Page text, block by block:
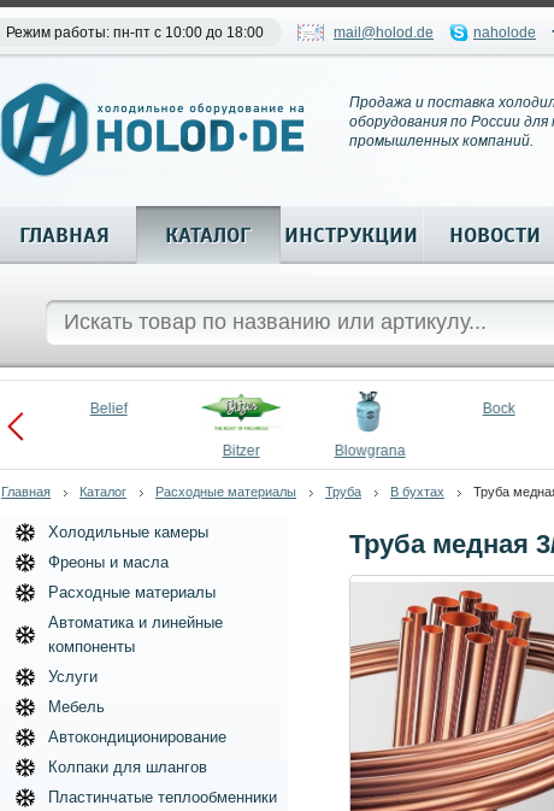
Режим работы: пн-пт с 10:00 до 18:00 mail@holod.de naholode
Продажа и поставка
оборудования по России
промышленных компаний.
ГЛАВНАЯ КАТАЛОГ ИНСТРУКЦИИ НОВОСТИ
Belief
Bitzer Blowgrana
Bock
Главная Каталог Расходные материалы Труба В бухтах Труба
Труба медная
Холодильные камеры
Фреоны и масла
Расходные материалы
Автоматика и линейные
компоненты
Услуги
Мебель
Автокондиционирование
Колпаки для шлангов
Пластинчатые теплообменники